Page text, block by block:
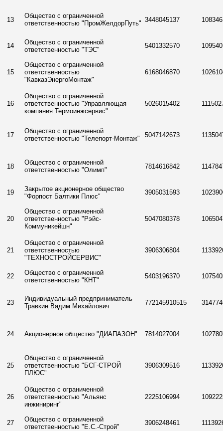
13
Общество с ограниченной
ответственностью "ПромЖелдорПуть" 3448045137
14
Общество с ограниченной
ответственностью "ТЭС"
5401332570
15
Общество с ограниченной
ответственностью
"КавказЭнергоМонтаж"
6168046870
16
Общество с ограниченной
ответственностью "Управляющая
компания Термоинжсервис"
5026015402
17
Общество с ограниченной
ответственностью "Телепорт-Монтаж"
5047142673
18
Общество с ограниченной
ответственностью "Олимп"
7814616842
19
Закрытое акционерное общество
"Форпост Балтики Плюс"
3905031593
20
Общество с ограниченной
ответственностью "Рэйс-
Коммуникейшн"
5047080378
21
Общество с ограниченной
ответственностью
"ТЕХНОСТРОЙСЕРВИС"
3906306804
22
Общество с ограниченной
ответственностью "КНТ"
5403196370
23
Индивидуальный предприниматель
Травкин Вадим Михайлович
772145910515
24 Акционерное общество "ДИАПАЗОН" 7814027004
25
Общество с ограниченной
ответственностью "БСГ-СТРОЙ
ПЛЮС"
3906309516
26
Общество с ограниченной
ответственностью "Альянс
инжиниринг"
2225106994
27
Общество с ограниченной
ответственностью "Е.С.-Строй"
3906248461